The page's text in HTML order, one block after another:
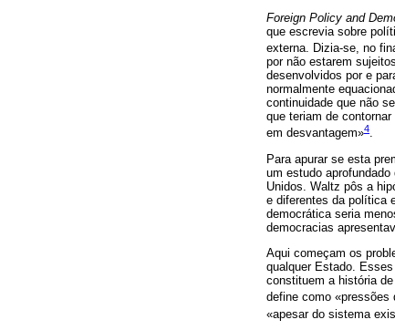
Foreign Policy and
que escrevia sobre
externa. Dizia-se, no
por não estarem
desenvolvidos por e
normalmente
continuidade que não
que teriam de
em desvantagem»4.
Para apurar se esta
um estudo
Unidos. Waltz pôs a
e diferentes da política
democrática seria
democracias
Aqui começam os
qualquer Estado.
constituem a história
define como «pressões
«apesar do sistema